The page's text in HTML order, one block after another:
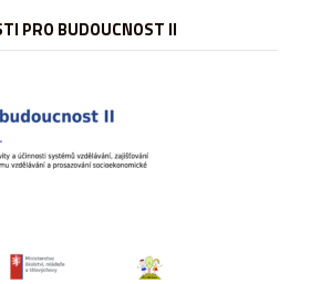
PRO BUDOUCNOST II